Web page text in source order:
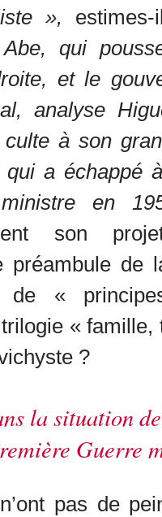
»,
qui
et le
analyse
à son
a échappé
en
son
préambule de
de «
trilogie «
?
la situation
Guerre
pas de